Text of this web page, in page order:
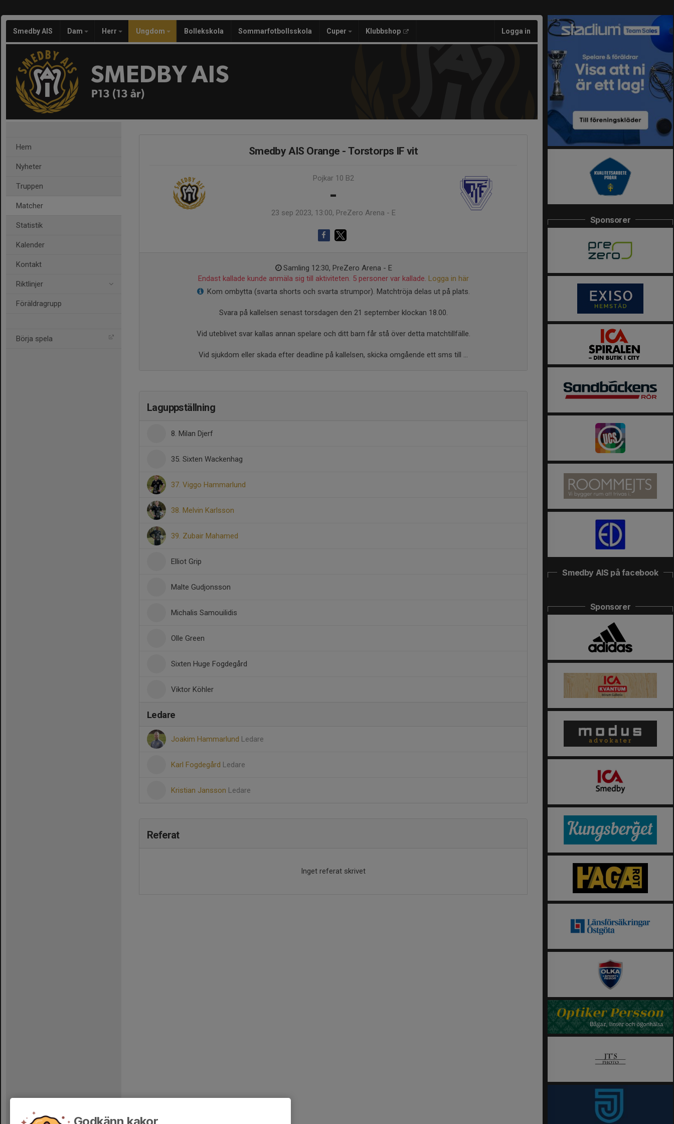
Smedby AIS Dam Herr Ungdom Bollekskola Sommarfotbollsskola Cuper Klubbshop Logga in
SMEDBY AIS
P13 (13 år)
Hem
Nyheter
Truppen
Matcher
Statistik
Kalender
Kontakt
Riktlinjer
Föräldragrupp
Börja spela
Smedby AIS Orange - Torstorps IF vit
Pojkar 10 B2
-
23 sep 2023, 13:00, PreZero Arena - E
Samling 12:30, PreZero Arena - E
Endast kallade kunde anmäla sig till aktiviteten. 5 personer var kallade. Logga in här
Kom ombytta (svarta shorts och svarta strumpor). Matchtröja delas ut på plats.
Svara på kallelsen senast torsdagen den 21 september klockan 18.00.
Vid uteblivet svar kallas annan spelare och ditt barn får stå över detta matchtillfälle.
Vid sjukdom eller skada efter deadline på kallelsen, skicka omgående ett sms till ...
Laguppställning
8. Milan Djerf
35. Sixten Wackenhag
37. Viggo Hammarlund
38. Melvin Karlsson
39. Zubair Mahamed
Elliot Grip
Malte Gudjonsson
Michalis Samouilidis
Olle Green
Sixten Huge Fogdegård
Viktor Köhler
Ledare
Joakim Hammarlund Ledare
Karl Fogdegård Ledare
Kristian Jansson Ledare
Referat
Inget referat skrivet
Sponsorer
Smedby AIS på facebook
Sponsorer